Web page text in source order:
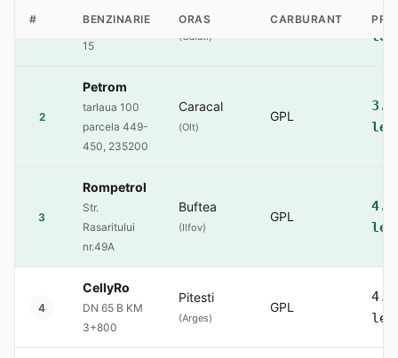
# BENZINARIE ORAS CARBURANT
Bd. Otelarilor
15
Galati
(Galati)
GPL
2
Petrom
tarlaua 100
parcela 449-
450, 235200
Caracal
(Olt)
GPL
3
Rompetrol
Str.
Rasaritului
nr.49A
Buftea
(Ilfov)
GPL
4
CellyRo
DN 65 B KM
3+800
Pitesti
(Arges)
GPL